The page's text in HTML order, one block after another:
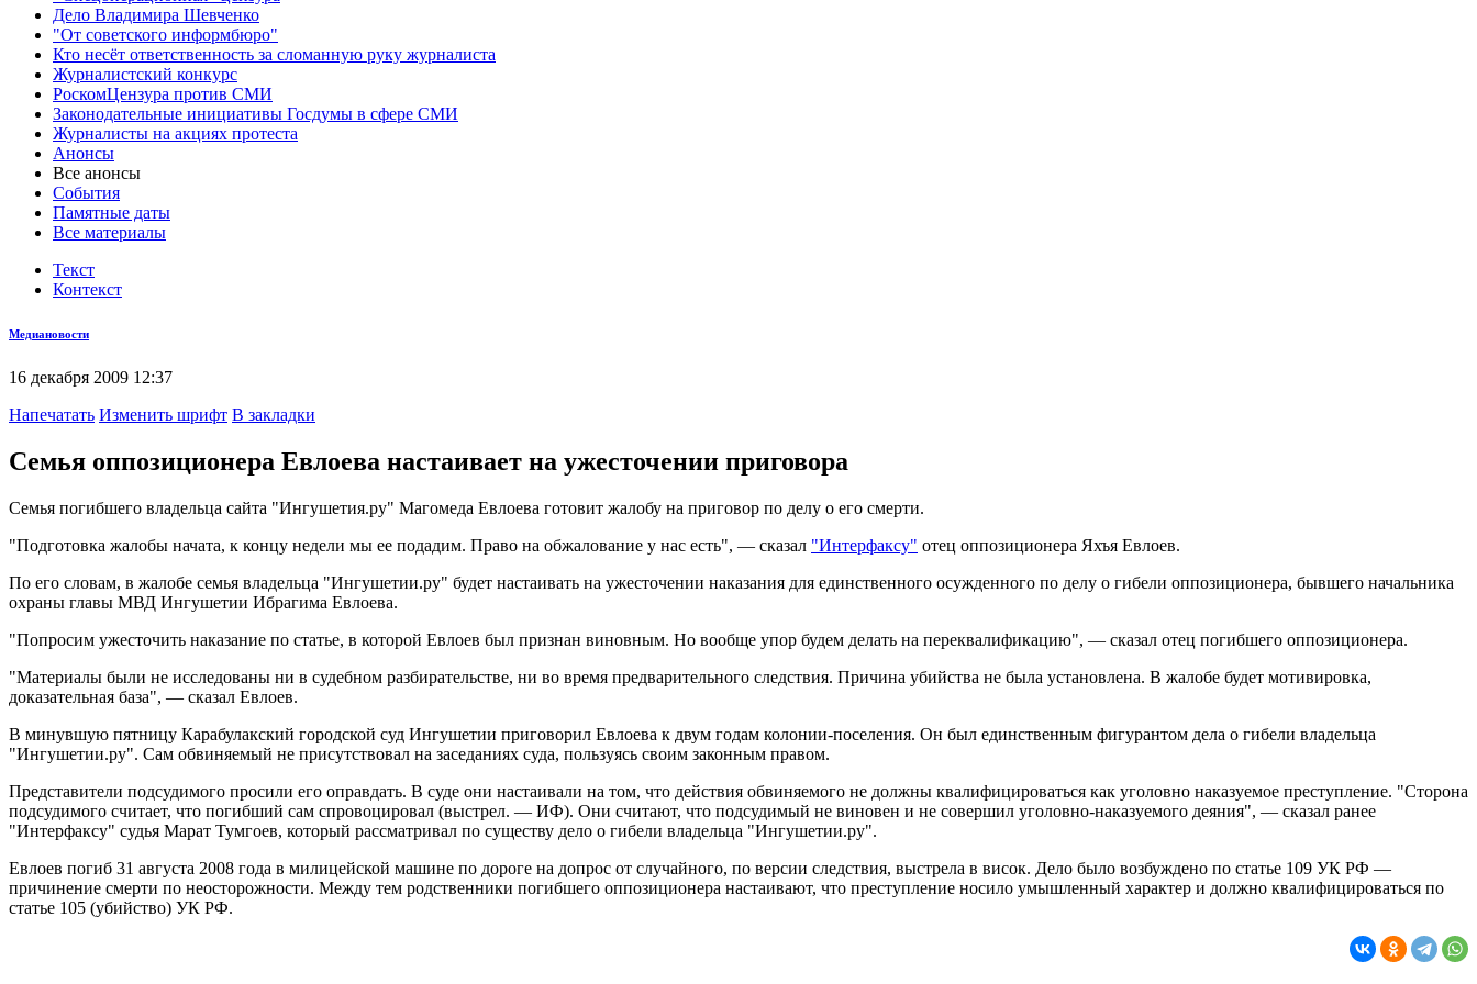
Дело Владимира Шевченко
"От советского информбюро"
Кто несёт ответственность за сломанную руку журналиста
Журналистский конкурс
РоскомЦензура против СМИ
Законодательные инициативы Госдумы в сфере СМИ
Журналисты на акциях протеста
Анонсы
Все анонсы
События
Памятные даты
Все материалы
Текст
Контекст
Медиановости
16 декабря 2009 12:37
Напечатать Изменить шрифт В закладки
Семья оппозиционера Евлоева настаивает на ужесточении приговора
Семья погибшего владельца сайта "Ингушетия.ру" Магомеда Евлоева готовит жалобу на приговор по делу о его смерти.
"Подготовка жалобы начата, к концу недели мы ее подадим. Право на обжалование у нас есть", — сказал "Интерфаксу" отец оппозиционера Яхъя Евлоев.
По его словам, в жалобе семья владельца "Ингушетии.ру" будет настаивать на ужесточении наказания для единственного осужденного по делу о гибели оппозиционера, бывшего начальника
охраны главы МВД Ингушетии Ибрагима Евлоева.
"Попросим ужесточить наказание по статье, в которой Евлоев был признан виновным. Но вообще упор будем делать на переквалификацию", — сказал отец погибшего оппозиционера.
"Материалы были не исследованы ни в судебном разбирательстве, ни во время предварительного следствия. Причина убийства не была установлена. В жалобе будет мотивировка,
доказательная база", — сказал Евлоев.
В минувшую пятницу Карабулакский городской суд Ингушетии приговорил Евлоева к двум годам колонии-поселения. Он был единственным фигурантом дела о гибели владельца
"Ингушетии.ру". Сам обвиняемый не присутствовал на заседаниях суда, пользуясь своим законным правом.
Представители подсудимого просили его оправдать. В суде они настаивали на том, что действия обвиняемого не должны квалифицироваться как уголовно наказуемое преступление. "Сторона
подсудимого считает, что погибший сам спровоцировал (выстрел. — ИФ). Они считают, что подсудимый не виновен и не совершил уголовно-наказуемого деяния", — сказал ранее
"Интерфаксу" судья Марат Тумгоев, который рассматривал по существу дело о гибели владельца "Ингушетии.ру".
Евлоев погиб 31 августа 2008 года в милицейской машине по дороге на допрос от случайного, по версии следствия, выстрела в висок. Дело было возбуждено по статье 109 УК РФ —
причинение смерти по неосторожности. Между тем родственники погибшего оппозиционера настаивают, что преступление носило умышленный характер и должно квалифицироваться по
статье 105 (убийство) УК РФ.